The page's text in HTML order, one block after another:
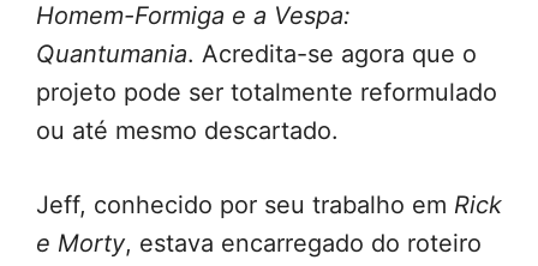
Homem-Formiga e a Vespa:
Quantumania. Acredita-se agora que o
projeto pode ser totalmente reformulado
ou até mesmo descartado.
Jeff, conhecido por seu trabalho em Rick
e Morty, estava encarregado do roteiro